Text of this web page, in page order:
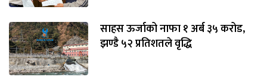
साहस ऊर्जाको नाफा १ अर्ब ३५ करोड,
झण्डै ५२ प्रतिशतले वृद्धि